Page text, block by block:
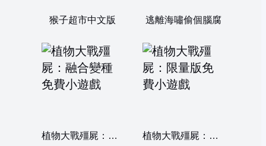
猴子超市中文版 逃離海嘯偷個腦腐
植物大戰殭屍：融合變種 植物大戰殭屍：限量版